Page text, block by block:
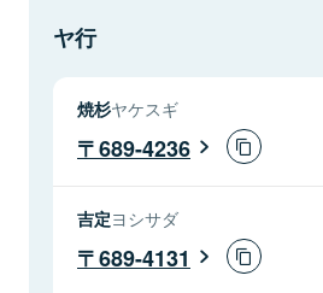
ヤ行
焼杉ヤケスギ
689-4236
吉定ヨシサダ
689-4131